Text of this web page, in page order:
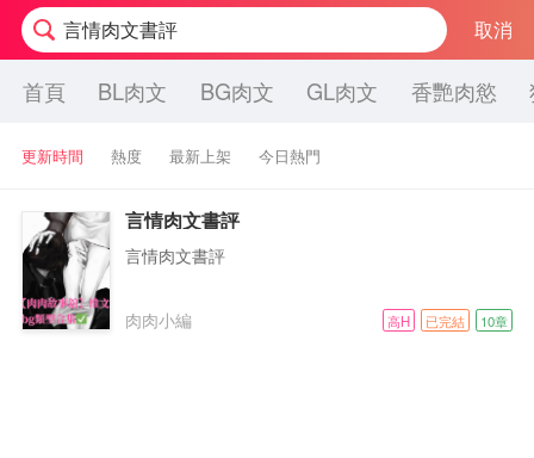
取消
首頁 BL肉文 BG肉文 GL肉文 香艷肉慾
更新時間 熱度 最新上架 今日熱門
言情肉文書評
言情肉文書評
肉肉小編 高H 已完結 10章